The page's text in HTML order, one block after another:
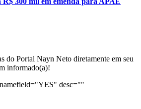
do Portal Nayn Neto diretamente em seu
informado(a)!
desc=""